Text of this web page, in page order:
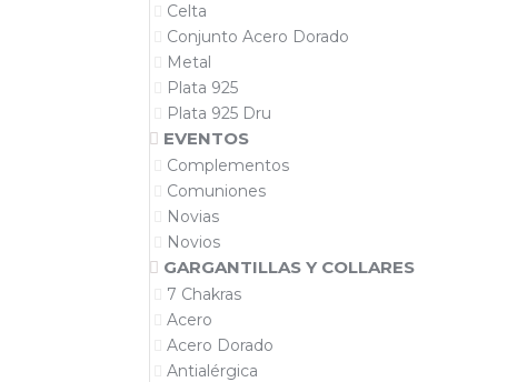
Celta
Conjunto Acero Dorado
Metal
Plata 925
Plata 925 Dru
EVENTOS
Complementos
Comuniones
Novias
Novios
GARGANTILLAS Y COLLARES
7 Chakras
Acero
Acero Dorado
Antialérgica